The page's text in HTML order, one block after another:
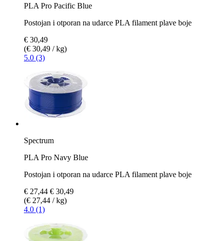
PLA Pro Pacific Blue
Postojan i otporan na udarce PLA filament plave boje
€ 30,49
(€ 30,49 / kg)
5.0 (3)
Spectrum
PLA Pro Navy Blue
Postojan i otporan na udarce PLA filament plave boje
€ 27,44 € 30,49
(€ 27,44 / kg)
4.0 (1)